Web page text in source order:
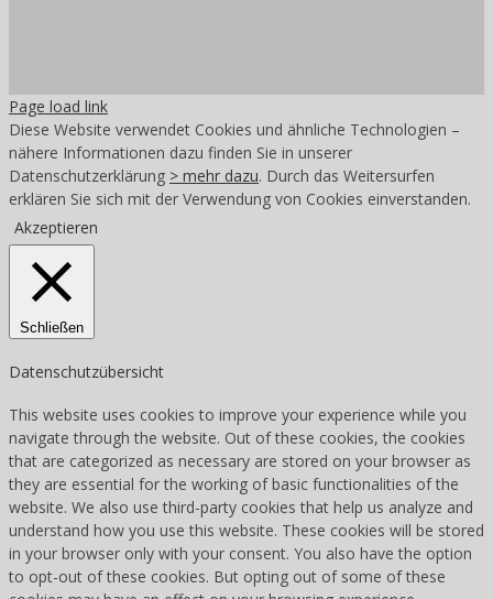
Page load link
Diese Website verwendet Cookies und ähnliche Technologien –
nähere Informationen dazu finden Sie in unserer
Datenschutzerklärung > mehr dazu. Durch das Weitersurfen
erklären Sie sich mit der Verwendung von Cookies einverstanden.
Akzeptieren
Schließen
Datenschutzübersicht
This website uses cookies to improve your experience while you
navigate through the website. Out of these cookies, the cookies
that are categorized as necessary are stored on your browser as
they are essential for the working of basic functionalities of the
website. We also use third-party cookies that help us analyze and
understand how you use this website. These cookies will be stored
in your browser only with your consent. You also have the option
to opt-out of these cookies. But opting out of some of these